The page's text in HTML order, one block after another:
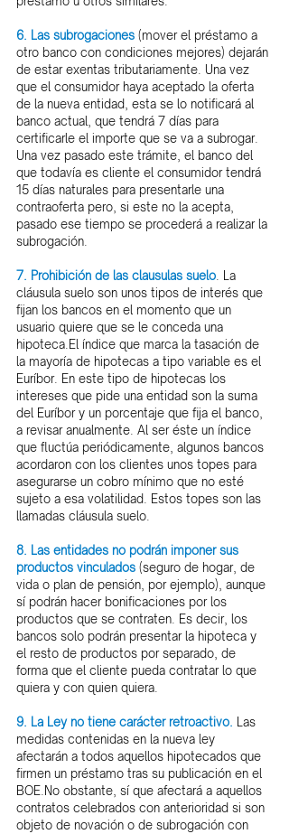
6. Las subrogaciones (mover el préstamo a
otro banco con condiciones mejores) dejarán
de estar exentas tributariamente. Una vez
que el consumidor haya aceptado la oferta
de la nueva entidad, esta se lo notificará al
banco actual, que tendrá 7 días para
certificarle el importe que se va a subrogar.
Una vez pasado este trámite, el banco del
que todavía es cliente el consumidor tendrá
15 días naturales para presentarle una
contraoferta pero, si este no la acepta,
pasado ese tiempo se procederá a realizar la
subrogación.
7. Prohibición de las clausulas suelo. La
cláusula suelo son unos tipos de interés que
fijan los bancos en el momento que un
usuario quiere que se le conceda una
hipoteca.El índice que marca la tasación de
la mayoría de hipotecas a tipo variable es el
Euríbor. En este tipo de hipotecas los
intereses que pide una entidad son la suma
del Euríbor y un porcentaje que fija el banco,
a revisar anualmente. Al ser éste un índice
que fluctúa periódicamente, algunos bancos
acordaron con los clientes unos topes para
asegurarse un cobro mínimo que no esté
sujeto a esa volatilidad. Estos topes son las
llamadas cláusula suelo.
8. Las entidades no podrán imponer sus
productos vinculados (seguro de hogar, de
vida o plan de pensión, por ejemplo), aunque
sí podrán hacer bonificaciones por los
productos que se contraten. Es decir, los
bancos solo podrán presentar la hipoteca y
el resto de productos por separado, de
forma que el cliente pueda contratar lo que
quiera y con quien quiera.
9. La Ley no tiene carácter retroactivo. Las
medidas contenidas en la nueva ley
afectarán a todos aquellos hipotecados que
firmen un préstamo tras su publicación en el
BOE.No obstante, sí que afectará a aquellos
contratos celebrados con anterioridad si son
objeto de novación o de subrogación con